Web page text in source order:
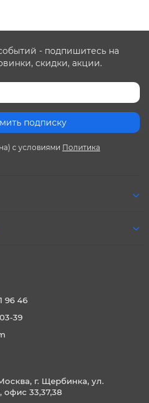
- подпишитесь на
скидки, акции.
подписку
с условиями Политика
96 46
39
г. Щербинка, ул.
офис 33,37,38